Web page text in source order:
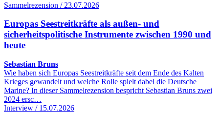
Sammelrezension / 23.07.2026
Europas Seestreitkräfte als außen- und
sicherheitspolitische Instrumente zwischen 1990 und
heute
Sebastian Bruns
Wie haben sich Europas Seestreitkräfte seit dem Ende des Kalten
Krieges gewandelt und welche Rolle spielt dabei die Deutsche
Marine? In dieser Sammelrezension bespricht Sebastian Bruns zwei
2024 ersc…
Interview / 15.07.2026